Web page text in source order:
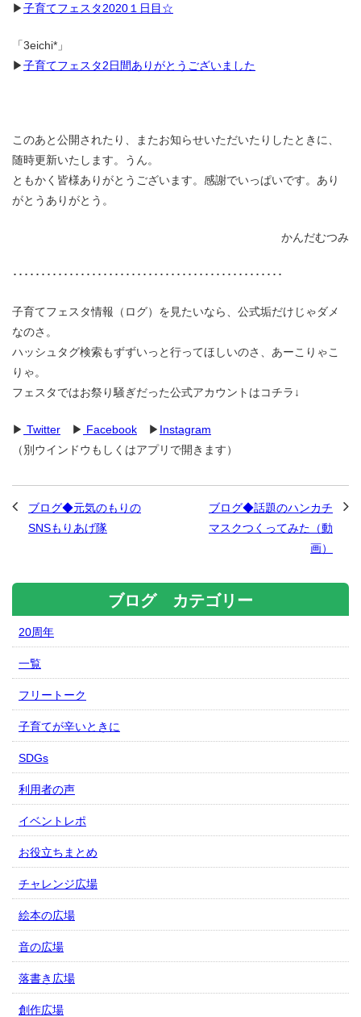
▶子育てフェスタ2020１日目☆
「3eichi*」
▶子育てフェスタ2日間ありがとうございました
このあと公開されたり、またお知らせいただいたりしたときに、
随時更新いたします。うん。
ともかく皆様ありがとうございます。感謝でいっぱいです。あり
がとうありがとう。
かんだむつみ
････････････････････････････････････････････････
子育てフェスタ情報（ログ）を見たいなら、公式垢だけじゃダメ
なのさ。
ハッシュタグ検索もずずいっと行ってほしいのさ、あーこりゃこ
りゃ。
フェスタではお祭り騒ぎだった公式アカウントはコチラ↓
▶ Twitter ▶ Facebook ▶ Instagram
（別ウインドウもしくはアプリで開きます）
ブログ◆元気のもりの
SNSもりあげ隊
ブログ◆話題のハンカチ
マスクつくってみた（動
画）
ブログ カテゴリー
20周年
一覧
フリートーク
子育てが辛いときに
SDGs
利用者の声
イベントレポ
お役立ちまとめ
チャレンジ広場
絵本の広場
音の広場
落書き広場
創作広場